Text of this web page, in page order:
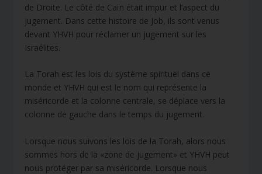
de Droite. Le côté de Caïn était impur et l’aspect du
jugement. Dans cette histoire de Job, ils sont venus
devant YHVH pour réclamer un jugement sur les
Israélites.
La Torah est les lois du système spirituel dans ce
monde et YHVH qui est le nom qui représente la
miséricorde et la colonne centrale, se déplace vers la
colonne de gauche dans le temps du jugement.
Lorsque nous suivons les lois de la Torah, alors nous
sommes hors de la «zone de jugement» et YHVH peut
nous protéger par sa miséricorde. Lorsque nous